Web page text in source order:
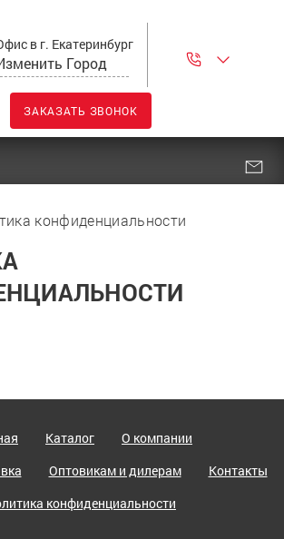
в г. Екатеринбург
Город
ЗАКАЗАТЬ ЗВОНОК
конфиденциальности
Каталог
О компании
Оптовикам и дилерам
Контакты
конфиденциальности